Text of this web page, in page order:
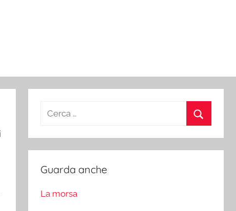
Ricerca
Guarda anche
La morsa